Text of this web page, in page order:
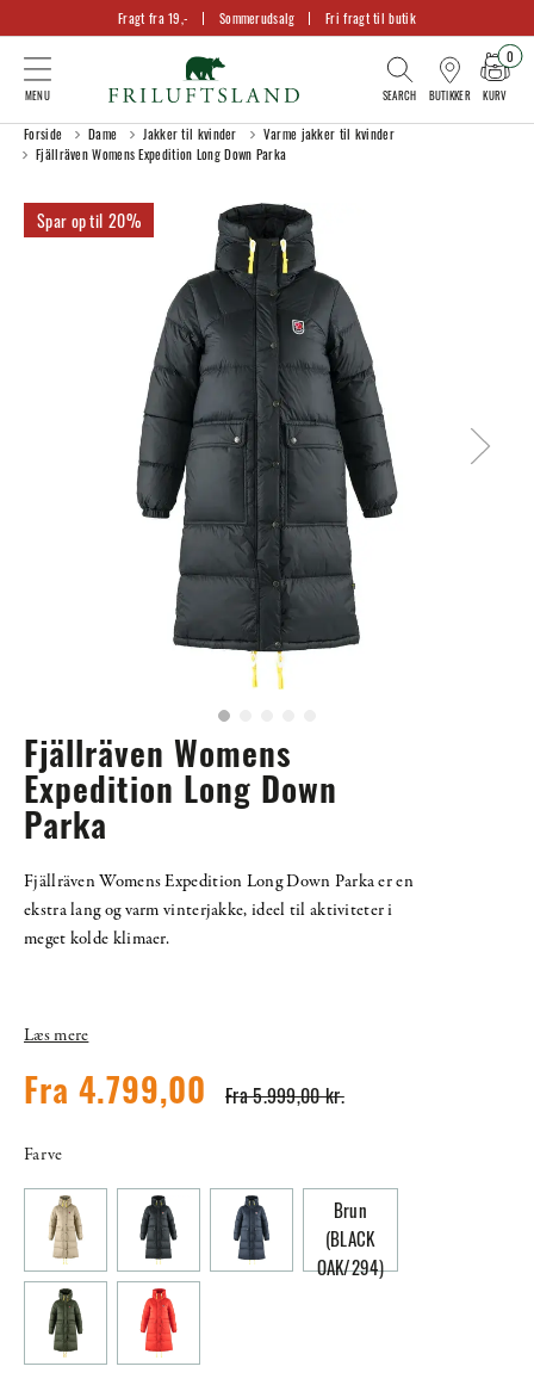
Fragt fra 19,- Sommerudsalg Fri fragt til butik
BUTIKKER KURV
0
Forside Dame Jakker til kvinder
Varme jakker til kvinder
Fjällräven Womens Expedition Long Down Parka
20%
Fjällräven Womens
Expedition Long Down
Parka
Fjällräven Womens Expedition Long Down Parka er en
ekstra lang og varm vinterjakke, ideel til aktiviteter i
meget kolde klimaer.
Læs mere
Fra 5.999,00 kr.
Fra 4.799,00
Farve
Brun
(BLACK
OAK/294)